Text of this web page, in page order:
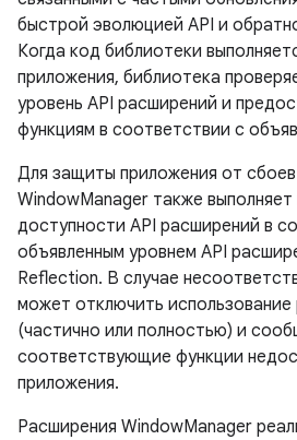
быстрой эволюцией API и
Когда код библиотеки
приложения, библиотека
уровень API расширений и
функциям в соответствии с
Для защиты приложения от
WindowManager также выполняет
доступности API расширений в
объявленным уровнем API
Reflection. В случае
может отключить
(частично или полностью) и
соответствующие функции
приложения.
Расширения WindowManager